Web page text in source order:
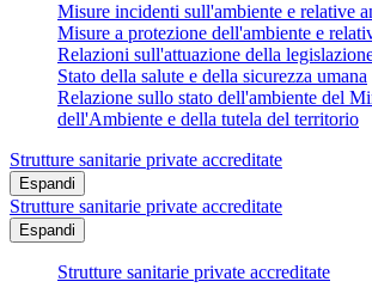
Misure incidenti sull'ambiente e relative
Misure a protezione dell'ambiente e
Relazioni sull'attuazione della
Stato della salute e della sicurezza umana
Relazione sullo stato dell'ambiente del
dell'Ambiente e della tutela del territorio
Strutture sanitarie private accreditate
Espandi
Strutture sanitarie private accreditate
Espandi
Strutture sanitarie private accreditate